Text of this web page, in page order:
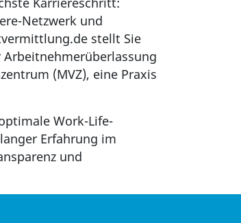
Netzwerk und
stellt Sie
Arbeitnehmerüberlassung
(MVZ), eine Praxis
Work-Life-
Erfahrung im
und